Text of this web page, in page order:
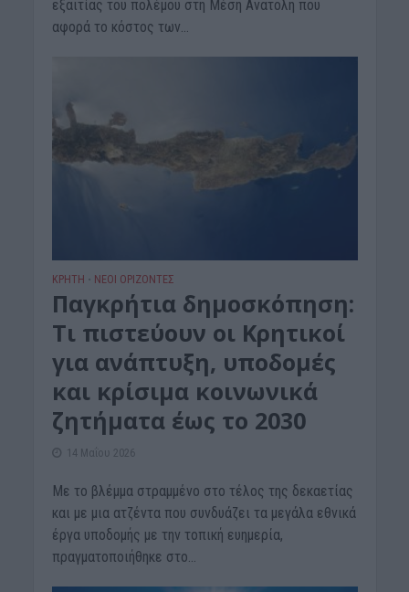
εξαιτίας του πολέμου στη Μέση Ανατολή που
αφορά το κόστος των...
ΚΡΗΤΗ • ΝΕΟΙ ΟΡΙΖΟΝΤΕΣ
Παγκρήτια δημοσκόπηση:
Τι πιστεύουν οι Κρητικοί
για ανάπτυξη, υποδομές
και κρίσιμα κοινωνικά
ζητήματα έως το 2030
14 Μαΐου 2026
Με το βλέμμα στραμμένο στο τέλος της δεκαετίας
και με μια ατζέντα που συνδυάζει τα μεγάλα εθνικά
έργα υποδομής με την τοπική ευημερία,
πραγματοποιήθηκε στο...